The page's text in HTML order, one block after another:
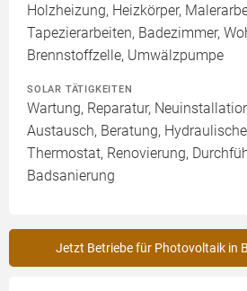
Holzheizung, Heizkörper,
Tapezierarbeiten, Badezimmer,
Brennstoffzelle, Umwälzpumpe
SOLAR TÄTIGKEITEN
Wartung, Reparatur,
Austausch, Beratung,
Thermostat, Renovierung,
Badsanierung
Jetzt Betriebe für Photovoltaik in